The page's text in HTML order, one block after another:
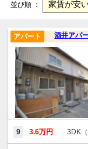
並び順 ：
酒井アパ
アパート
9 3.6万円 3DK